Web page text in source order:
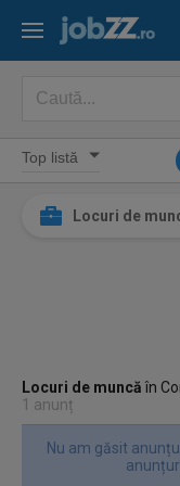
Locuri de
Locuri de muncăîn
1 anunț
Nu am găsit